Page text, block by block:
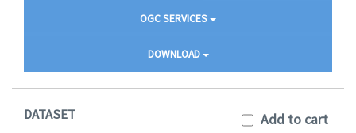
OGC SERVICES
DOWNLOAD
DATASET Add to cart